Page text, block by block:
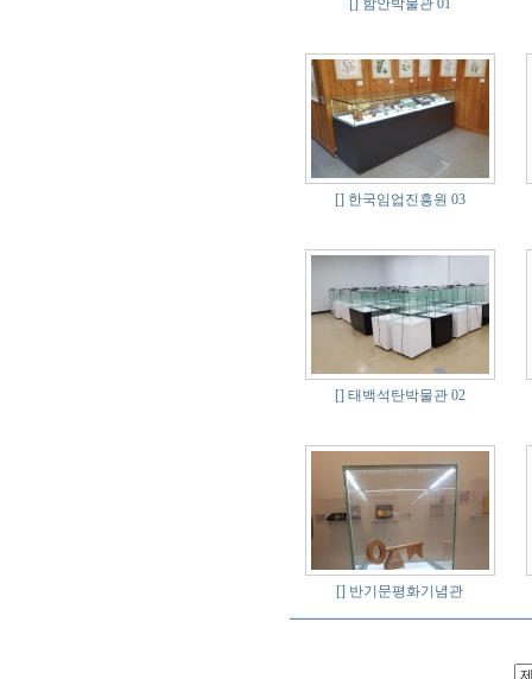
[] 함안박물관 01
[] 한국임업진흥원 03
[] 태백석탄박물관 02
[] 반기문평화기념관